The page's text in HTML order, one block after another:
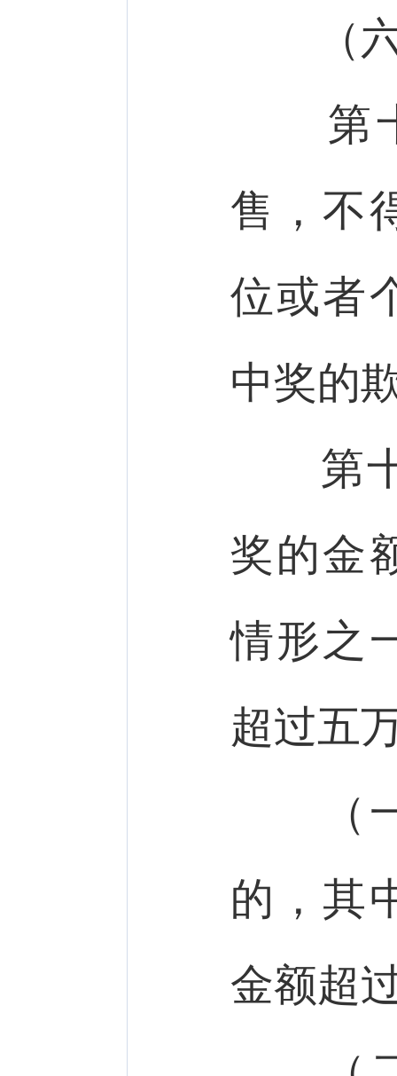
（六
第
售，不
位或者
中奖的
第十
奖的金
情形之
超过五
（一
的，其
金额超